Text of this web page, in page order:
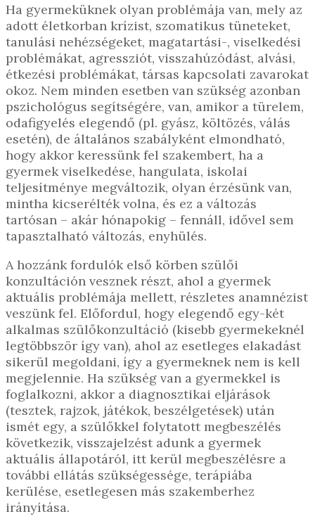
Ha gyermeküknek olyan problémája van, mely az
adott életkorban krízist, szomatikus tüneteket,
tanulási nehézségeket, magatartási-, viselkedési
problémákat, agressziót, visszahúzódást, alvási,
étkezési problémákat, társas kapcsolati zavarokat
okoz. Nem minden esetben van szükség azonban
pszichológus segítségére, van, amikor a türelem,
odafigyelés elegendő (pl. gyász, költözés, válás
esetén), de általános szabályként elmondható,
hogy akkor keressünk fel szakembert, ha a
gyermek viselkedése, hangulata, iskolai
teljesítménye megváltozik, olyan érzésünk van,
mintha kicserélték volna, és ez a változás
tartósan – akár hónapokig – fennáll, idővel sem
tapasztalható változás, enyhülés.
A hozzánk fordulók első körben szülői
konzultáción vesznek részt, ahol a gyermek
aktuális problémája mellett, részletes anamnézist
veszünk fel. Előfordul, hogy elegendő egy-két
alkalmas szülőkonzultáció (kisebb gyermekeknél
legtöbbször így van), ahol az esetleges elakadást
sikerül megoldani, így a gyermeknek nem is kell
megjelennie. Ha szükség van a gyermekkel is
foglalkozni, akkor a diagnosztikai eljárások
(tesztek, rajzok, játékok, beszélgetések) után
ismét egy, a szülőkkel folytatott megbeszélés
következik, visszajelzést adunk a gyermek
aktuális állapotáról, itt kerül megbeszélésre a
további ellátás szükségessége, terápiába
kerülése, esetlegesen más szakemberhez
irányítása.